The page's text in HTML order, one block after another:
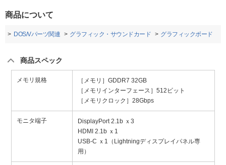
商品について
DOS/Vパーツ関連 グラフィック・サウンドカード グラフィックボード
商品スペック
メモリ規格
［メモリ］GDDR7 32GB
［メモリインターフェース］512ビット
［メモリクロック］28Gbps
モニタ端子
DisplayPort 2.1b ｘ3
HDMI 2.1b ｘ1
USB-C ｘ1（Lightningディスプレイパネル専
用）